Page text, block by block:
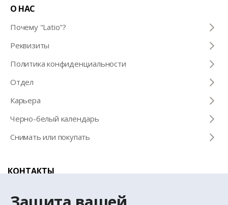
О НАС
Почему "Latio"?
Pеквизиты
Политика конфиденциальности
Отдел
Карьера
Черно-белый календарь
Снимать или покупать
КОНТАКТЫ